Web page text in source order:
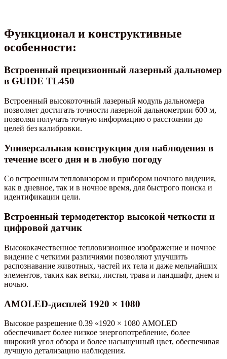
Функционал и конструктивные
особенности:
Встроенный прецизионный лазерный дальномер
в GUIDE TL450
Встроенный высокоточный лазерный модуль дальномера
позволяет достигать точности лазерной дальнометрии 600 м,
позволяя получать точную информацию о расстоянии до
целей без калибровки.
Универсальная конструкция для наблюдения в
течение всего дня и в любую погоду
Со встроенным тепловизором и прибором ночного видения,
как в дневное, так и в ночное время, для быстрого поиска и
идентификации цели.
Встроенный термодетектор высокой четкости и
цифровой датчик
Высококачественное тепловизионное изображение и ночное
видение с четкими различиями позволяют улучшить
распознавание животных, частей их тела и даже мельчайших
элементов, таких как ветки, листья, трава и ландшафт, днем и
ночью.
AMOLED-дисплей 1920 × 1080
Высокое разрешение 0.39 «1920 × 1080 AMOLED
обеспечивает более низкое энергопотребление, более
широкий угол обзора и более насыщенный цвет, обеспечивая
лучшую детализацию наблюдения.